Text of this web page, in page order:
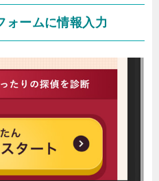
ォームに情報入力